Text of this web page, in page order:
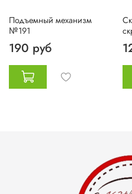
Подъемный механизм
№191
190 руб